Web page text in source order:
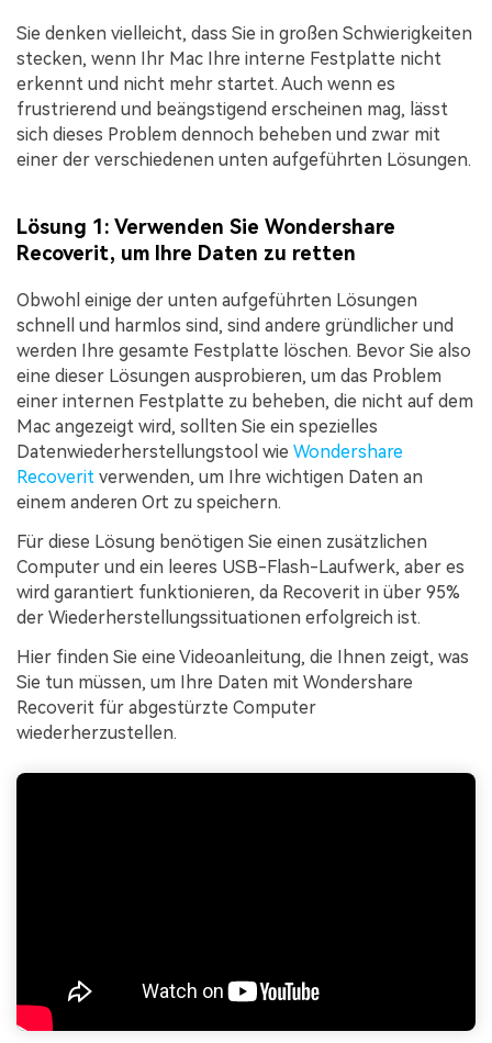
Sie denken vielleicht, dass Sie in großen Schwierigkeiten
stecken, wenn Ihr Mac Ihre interne Festplatte nicht
erkennt und nicht mehr startet. Auch wenn es
frustrierend und beängstigend erscheinen mag, lässt
sich dieses Problem dennoch beheben und zwar mit
einer der verschiedenen unten aufgeführten Lösungen.
Lösung 1: Verwenden Sie Wondershare
Recoverit, um Ihre Daten zu retten
Obwohl einige der unten aufgeführten Lösungen
schnell und harmlos sind, sind andere gründlicher und
werden Ihre gesamte Festplatte löschen. Bevor Sie also
eine dieser Lösungen ausprobieren, um das Problem
einer internen Festplatte zu beheben, die nicht auf dem
Mac angezeigt wird, sollten Sie ein spezielles
Datenwiederherstellungstool wie Wondershare
Recoverit verwenden, um Ihre wichtigen Daten an
einem anderen Ort zu speichern.
Für diese Lösung benötigen Sie einen zusätzlichen
Computer und ein leeres USB-Flash-Laufwerk, aber es
wird garantiert funktionieren, da Recoverit in über 95%
der Wiederherstellungssituationen erfolgreich ist.
Hier finden Sie eine Videoanleitung, die Ihnen zeigt, was
Sie tun müssen, um Ihre Daten mit Wondershare
Recoverit für abgestürzte Computer
wiederherzustellen.